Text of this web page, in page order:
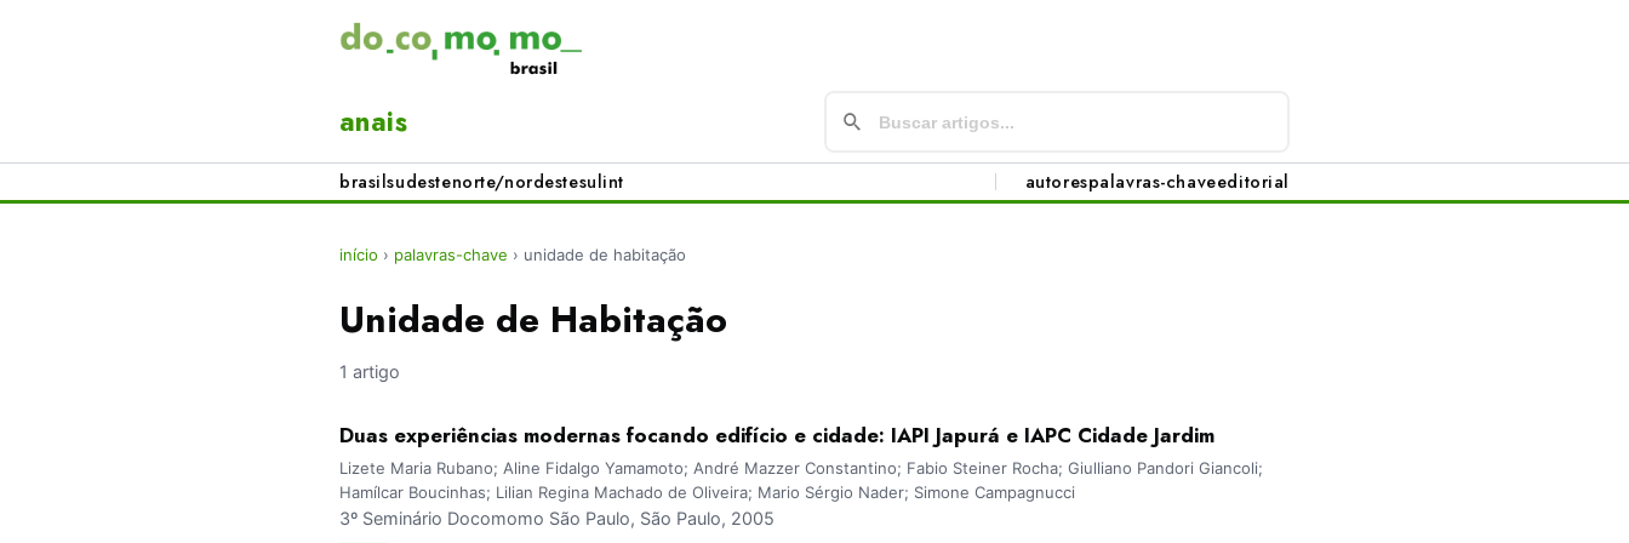
anais
brasilsudestenorte/nordestesulint autorespalavras-chaveeditorial
início › palavras-chave › unidade de habitação
Unidade de Habitação
1 artigo
Duas experiências modernas focando edifício e cidade: IAPI Japurá e IAPC Cidade Jardim
Lizete Maria Rubano; Aline Fidalgo Yamamoto; André Mazzer Constantino; Fabio Steiner Rocha; Giulliano Pandori Giancoli;
Hamílcar Boucinhas; Lilian Regina Machado de Oliveira; Mario Sérgio Nader; Simone Campagnucci
3º Seminário Docomomo São Paulo, São Paulo, 2005